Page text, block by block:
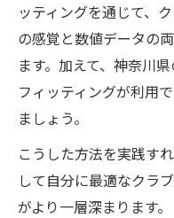
ッティングを通じて、
の感覚と数値データの
ます。加えて、神奈川
フィッティングが利用
ましょう。
こうした方法を実践す
して自分に最適なクラ
がより一層深まります。